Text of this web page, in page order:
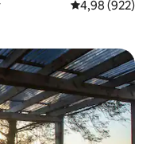
4,98 de uma
4,98 (922)